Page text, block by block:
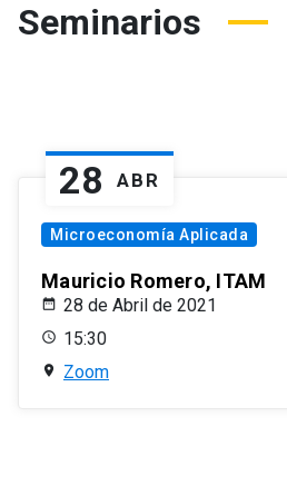
Seminarios
28 ABR
Microeconomía Aplicada
Mauricio Romero, ITAM
28 de Abril de 2021
15:30
Zoom